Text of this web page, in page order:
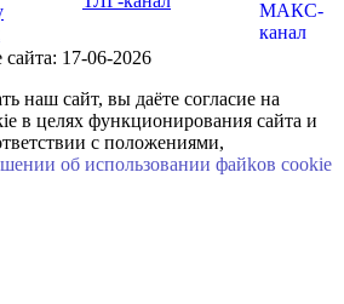
17-06-2026
наш сайт, вы даёте согласие на
в целях функционирования сайта и
с положениями,
об использовании файkов cookie